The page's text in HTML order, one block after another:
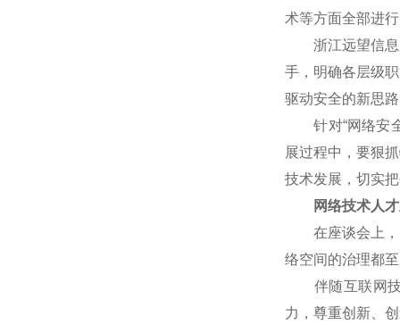
术等方面全部进
浙江远望信息股
手，明确各层级
驱动安全的新思
针对“网络安全
展过程中，要狠
技术发展，切实
网络技术人才
在座谈会上，网
络空间的治理都
伴随互联网技
力，尊重创新、